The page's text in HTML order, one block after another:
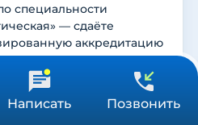
Написать Позвонить
специальности
— сдаёте
аккредитацию
навыки +
помогает
консультацию